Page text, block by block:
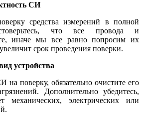
СИ
средства измерений в полной
что все провода и
иначе мы все равно попросим их
срок проведения поверки.
устройства
на поверку, обязательно очистите его
Дополнительно убедитесь,
электрических или